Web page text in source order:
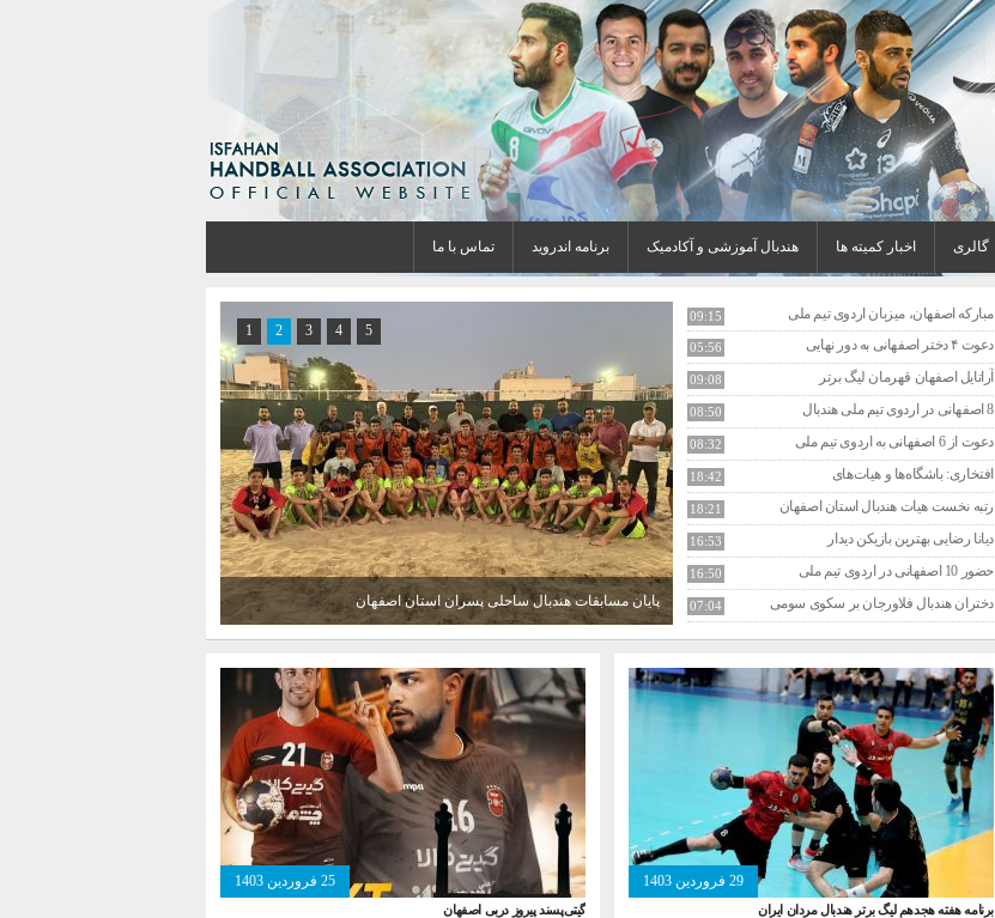
گالری اخبار کمیته ها هندبال آموزشی و آکادمیک برنامه اندروید تماس با ما
05:56 دعوت ۴ دختر اصفهانی به دور نهایی
09:08 آراتایل اصفهان قهرمان لیگ برتر
08:50 8 اصفهانی در اردوی تیم ملی هندبال
08:32 دعوت از 6 اصفهانی به اردوی تیم ملی
18:42 افتخاری: باشگاه‌ها و هیات‌های
18:21 رتبه نخست هیات هندبال استان اصفهان
16:53 دیانا رضایی بهترین بازیکن دیدار
16:50 حضور 10 اصفهانی در اردوی تیم ملی
07:04 دختران هندبال فلاورجان بر سکوی سومی
07:52 جشنواره مینی‌هندبال در اصفهان
10:19 با حضور ۵ اصفهانی
05:58 دیدار سیدحسن افتخاری با سرپرست آموزش
05:39 مربی برجسته هندبال در راس
آئین تجلیل از پیشکسوتان و ملی پوشان
23:01 دیدار رئیس فدراسیون هندبال با
برگزاری مجمع عمومی سالیانه هیات
15:41 نایب قهرمانی هندبال ساحلی ایران در
06:31
08:58 پایان مسابقات هندبال ساحلی پسران
پایان مسابقات هندبال ساحلی پسران استان اصفهان
1 2 3 4 5
29 فروردین 1403
برنامه هفته هجدهم لیگ برتر هندبال مردان ایران
25 فروردین 1403
گیتی‌پسند پیروز دربی اصفهان